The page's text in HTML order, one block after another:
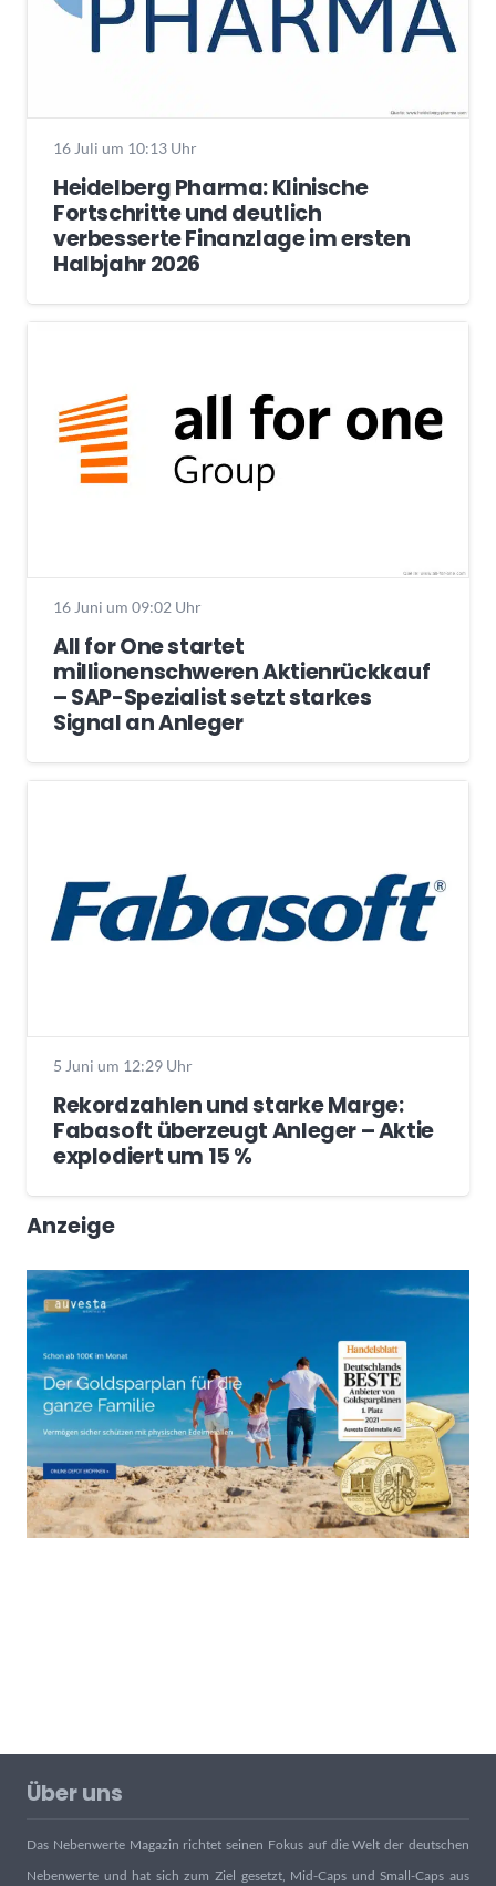
16 Juli um 10:13 Uhr
Heidelberg Pharma: Klinische
Fortschritte und deutlich
verbesserte Finanzlage im ersten
Halbjahr 2026
16 Juni um 09:02 Uhr
All for One startet
millionenschweren Aktienrückkauf
– SAP-Spezialist setzt starkes
Signal an Anleger
5 Juni um 12:29 Uhr
Rekordzahlen und starke Marge:
Fabasoft überzeugt Anleger – Aktie
explodiert um 15 %
Anzeige
Über uns
Das Nebenwerte Magazin richtet seinen Fokus auf die Welt der deutschen
Nebenwerte und hat sich zum Ziel gesetzt, Mid-Caps und Small-Caps aus